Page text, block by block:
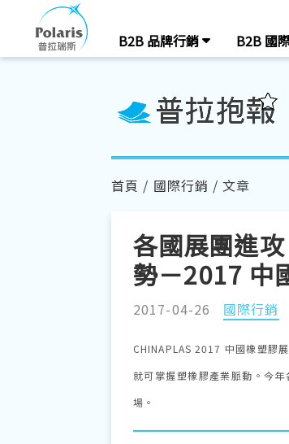
B2B 品牌行銷 B2B 國
首頁 / 國際行銷 / 文章
各國展團進
勢－2017 中
2017-04-26 國際行銷
CHINAPLAS 2017 中國橡塑膠
就可掌握塑橡膠產業脈動。今
場。